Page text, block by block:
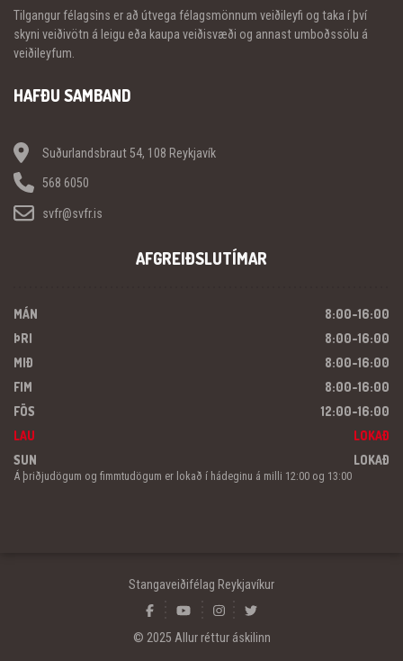
Tilgangur félagsins er að útvega félagsmönnum veiðileyfi og taka í því
skyni veiðivötn á leigu eða kaupa veiðisvæði og annast umboðssölu á
veiðileyfum.
HAFÐU SAMBAND
Suðurlandsbraut 54, 108 Reykjavík
568 6050
svfr@svfr.is
AFGREIÐSLUTÍMAR
MÁN
8:00-16:00
ÞRI
8:00-16:00
MIÐ
8:00-16:00
FIM
8:00-16:00
FÖS
12:00-16:00
LAU
LOKAÐ
SUN
LOKAÐ
Á þriðjudögum og fimmtudögum er lokað í hádeginu á milli 12:00 og 13:00
Stangaveiðifélag Reykjavíkur
© 2025 Allur réttur áskilinn